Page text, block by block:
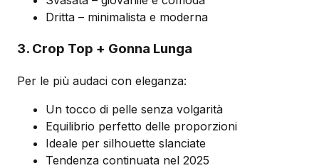
Dritta – minimalista e moderna
3. Crop Top + Gonna Lunga
Per le più audaci con eleganza:
Un tocco di pelle senza volgarità
Equilibrio perfetto delle proporzioni
Ideale per silhouette slanciate
Tendenza continuata nel 2025